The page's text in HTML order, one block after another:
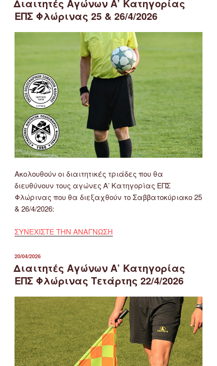
Διαιτητές Αγώνων Α’ Κατηγορίας
ΕΠΣ Φλώρινας 25 & 26/4/2026
Ακολουθούν οι διαιτητικές τριάδες που θα
διευθύνουν τους αγώνες Α’ Κατηγορίας ΕΠΣ
Φλώρινας που θα διεξαχθούν το Σαββατοκύριακο 25
& 26/4/2026:
ΣΥΝΕΧΙΣΤΕ ΤΗΝ ΑΝΑΓΝΩΣΗ
ΔΗΜΟΣΙΕΎΤΗΚΕ
ΣΤΙΣ
20/04/2026
Διαιτητές Αγώνων Α’ Κατηγορίας
ΕΠΣ Φλώρινας Τετάρτης 22/4/2026